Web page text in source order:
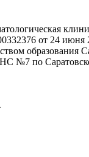
от 24 июня
образования
№7 по